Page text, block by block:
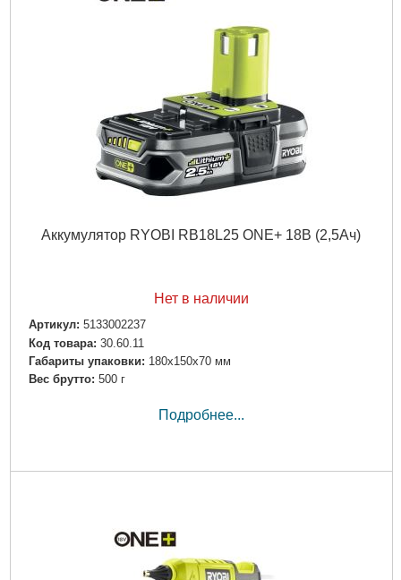
Аккумулятор RYOBI RB18L25 ONE+ 18В (2,5Ач)
Нет в наличии
Артикул: 5133002237
Код товара: 30.60.11
Габариты упаковки: 180x150x70 мм
Вес брутто: 500 г
Подробнее...